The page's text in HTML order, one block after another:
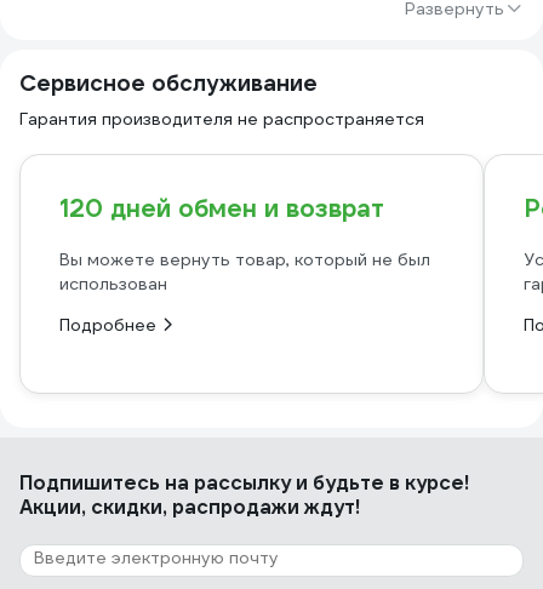
Развернуть
Сервисное обслуживание
Гарантия производителя не распространяется
120 дней обмен и возврат
Вы можете вернуть товар, который не был
использован
Подробнее
Подпишитесь на рассылкуи будьте в курсе!
Акции, скидки, распродажи ждут!